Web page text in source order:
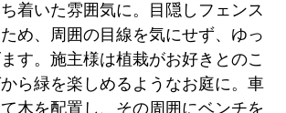
着いた雰囲気に。目隠しフェンス
め、周囲の目線を気にせず、ゆっ
す。施主様は植栽がお好きとのこ
ら緑を楽しめるようなお庭に。車
木を配置し、その周囲にベンチを